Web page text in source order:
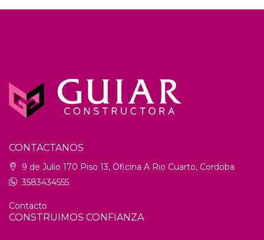
CONTACTANOS
9 de Julio 170 Piso 13, Oficina A Rio Cuarto, Cordoba
3583434555
Contacto
CONSTRUIMOS CONFIANZA